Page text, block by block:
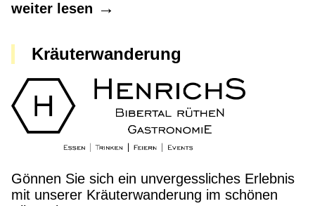
weiter lesen
Kräuterwanderung
Gönnen Sie sich ein unvergessliches Erlebnis
mit unserer Kräuterwanderung im schönen